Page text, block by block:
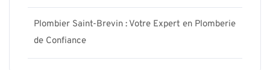
Plombier Saint-Brevin : Votre Expert en Plomberie
de Confiance